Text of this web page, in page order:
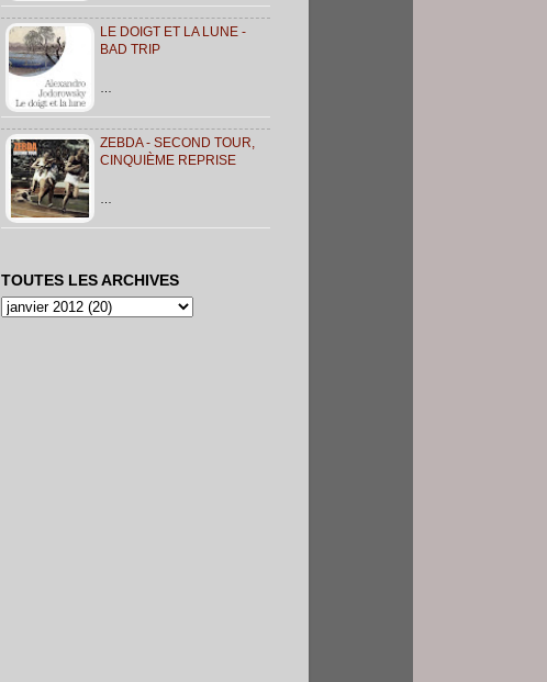
LE DOIGT ET LA LUNE -
BAD TRIP
ZEBDA - SECOND TOUR,
CINQUIÈME REPRISE
TOUTES LES ARCHIVES